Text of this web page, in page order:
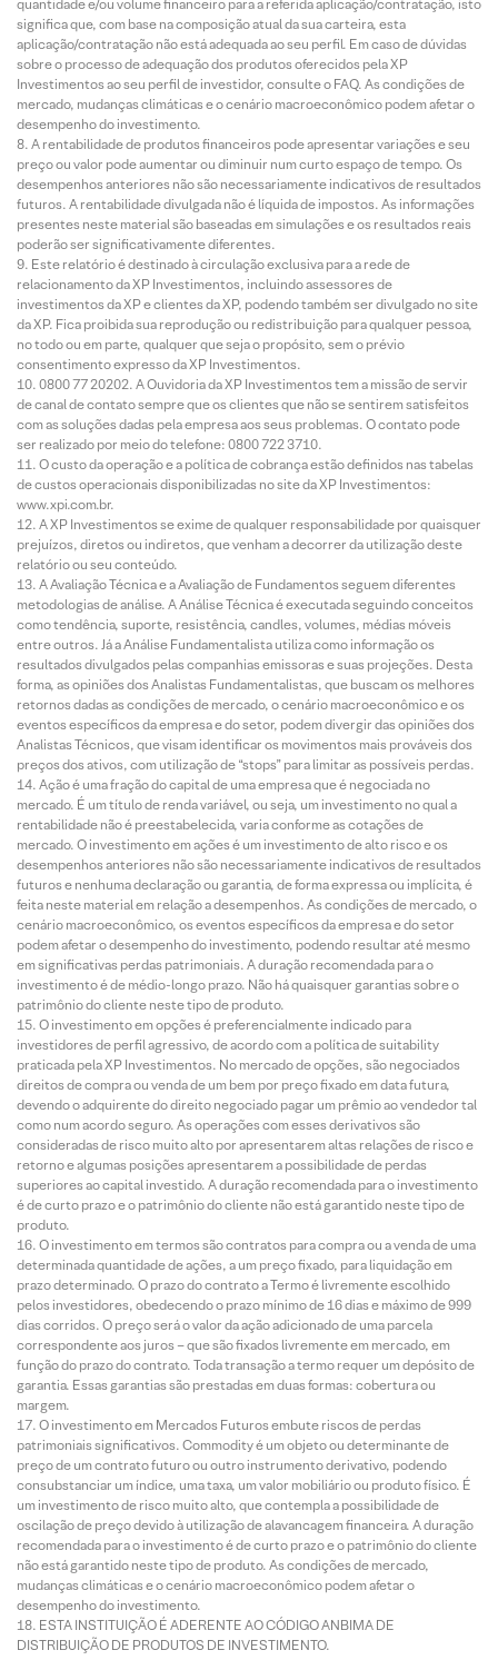
quantidade e/ou volume financeiro para a referida aplicação/contratação, isto
significa que, com base na composição atual da sua carteira, esta
aplicação/contratação não está adequada ao seu perfil. Em caso de dúvidas
sobre o processo de adequação dos produtos oferecidos pela XP
Investimentos ao seu perfil de investidor, consulte o FAQ. As condições de
mercado, mudanças climáticas e o cenário macroeconômico podem afetar o
desempenho do investimento.
A rentabilidade de produtos financeiros pode apresentar variações e seu
preço ou valor pode aumentar ou diminuir num curto espaço de tempo. Os
desempenhos anteriores não são necessariamente indicativos de resultados
futuros. A rentabilidade divulgada não é líquida de impostos. As informações
presentes neste material são baseadas em simulações e os resultados reais
poderão ser significativamente diferentes.
Este relatório é destinado à circulação exclusiva para a rede de
relacionamento da XP Investimentos, incluindo assessores de
investimentos da XP e clientes da XP, podendo também ser divulgado no site
da XP. Fica proibida sua reprodução ou redistribuição para qualquer pessoa,
no todo ou em parte, qualquer que seja o propósito, sem o prévio
consentimento expresso da XP Investimentos.
0800 77 20202. A Ouvidoria da XP Investimentos tem a missão de servir
de canal de contato sempre que os clientes que não se sentirem satisfeitos
com as soluções dadas pela empresa aos seus problemas. O contato pode
ser realizado por meio do telefone: 0800 722 3710.
O custo da operação e a política de cobrança estão definidos nas tabelas
de custos operacionais disponibilizadas no site da XP Investimentos:
www.xpi.com.br.
A XP Investimentos se exime de qualquer responsabilidade por quaisquer
prejuízos, diretos ou indiretos, que venham a decorrer da utilização deste
relatório ou seu conteúdo.
A Avaliação Técnica e a Avaliação de Fundamentos seguem diferentes
metodologias de análise. A Análise Técnica é executada seguindo conceitos
como tendência, suporte, resistência, candles, volumes, médias móveis
entre outros. Já a Análise Fundamentalista utiliza como informação os
resultados divulgados pelas companhias emissoras e suas projeções. Desta
forma, as opiniões dos Analistas Fundamentalistas, que buscam os melhores
retornos dadas as condições de mercado, o cenário macroeconômico e os
eventos específicos da empresa e do setor, podem divergir das opiniões dos
Analistas Técnicos, que visam identificar os movimentos mais prováveis dos
preços dos ativos, com utilização de “stops” para limitar as possíveis perdas.
Ação é uma fração do capital de uma empresa que é negociada no
mercado. É um título de renda variável, ou seja, um investimento no qual a
rentabilidade não é preestabelecida, varia conforme as cotações de
mercado. O investimento em ações é um investimento de alto risco e os
desempenhos anteriores não são necessariamente indicativos de resultados
futuros e nenhuma declaração ou garantia, de forma expressa ou implícita, é
feita neste material em relação a desempenhos. As condições de mercado, o
cenário macroeconômico, os eventos específicos da empresa e do setor
podem afetar o desempenho do investimento, podendo resultar até mesmo
em significativas perdas patrimoniais. A duração recomendada para o
investimento é de médio-longo prazo. Não há quaisquer garantias sobre o
patrimônio do cliente neste tipo de produto.
O investimento em opções é preferencialmente indicado para
investidores de perfil agressivo, de acordo com a política de suitability
praticada pela XP Investimentos. No mercado de opções, são negociados
direitos de compra ou venda de um bem por preço fixado em data futura,
devendo o adquirente do direito negociado pagar um prêmio ao vendedor tal
como num acordo seguro. As operações com esses derivativos são
consideradas de risco muito alto por apresentarem altas relações de risco e
retorno e algumas posições apresentarem a possibilidade de perdas
superiores ao capital investido. A duração recomendada para o investimento
é de curto prazo e o patrimônio do cliente não está garantido neste tipo de
produto.
O investimento em termos são contratos para compra ou a venda de uma
determinada quantidade de ações, a um preço fixado, para liquidação em
prazo determinado. O prazo do contrato a Termo é livremente escolhido
pelos investidores, obedecendo o prazo mínimo de 16 dias e máximo de 999
dias corridos. O preço será o valor da ação adicionado de uma parcela
correspondente aos juros – que são fixados livremente em mercado, em
função do prazo do contrato. Toda transação a termo requer um depósito de
garantia. Essas garantias são prestadas em duas formas: cobertura ou
margem.
O investimento em Mercados Futuros embute riscos de perdas
patrimoniais significativos. Commodity é um objeto ou determinante de
preço de um contrato futuro ou outro instrumento derivativo, podendo
consubstanciar um índice, uma taxa, um valor mobiliário ou produto físico. É
um investimento de risco muito alto, que contempla a possibilidade de
oscilação de preço devido à utilização de alavancagem financeira. A duração
recomendada para o investimento é de curto prazo e o patrimônio do cliente
não está garantido neste tipo de produto. As condições de mercado,
mudanças climáticas e o cenário macroeconômico podem afetar o
desempenho do investimento.
ESTA INSTITUIÇÃO É ADERENTE AO CÓDIGO ANBIMA DE
DISTRIBUIÇÃO DE PRODUTOS DE INVESTIMENTO.